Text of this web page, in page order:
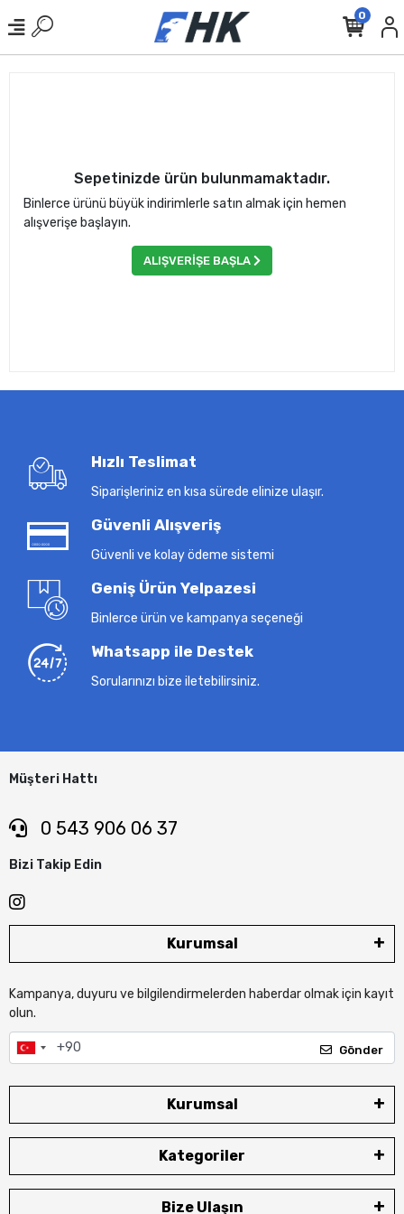
0
Sepetinizde ürün bulunmamaktadır.
Binlerce ürünü büyük indirimlerle satın almak için hemen
alışverişe başlayın.
ALIŞVERİŞE BAŞLA
Hızlı Teslimat
Siparişleriniz en kısa sürede elinize ulaşır.
Güvenli Alışveriş
Güvenli ve kolay ödeme sistemi
Geniş Ürün Yelpazesi
Binlerce ürün ve kampanya seçeneği
Whatsapp ile Destek
Sorularınızı bize iletebilirsiniz.
Müşteri Hattı
0 543 906 06 37
Bizi Takip Edin
Kurumsal
Kampanya, duyuru ve bilgilendirmelerden haberdar olmak için kayıt
olun.
Gönder
Kurumsal
Kategoriler
Bize Ulaşın